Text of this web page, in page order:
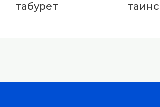
табурет